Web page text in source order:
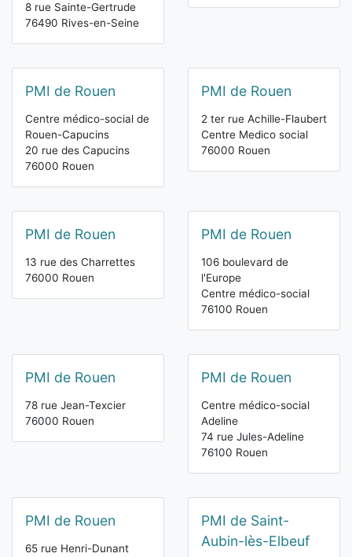
8 rue Sainte-Gertrude
76490 Rives-en-Seine
PMI de Rouen
Centre médico-social de
Rouen-Capucins
20 rue des Capucins
76000 Rouen
PMI de Rouen
2 ter rue Achille-Flaubert
Centre Medico social
76000 Rouen
PMI de Rouen
13 rue des Charrettes
76000 Rouen
PMI de Rouen
106 boulevard de
l'Europe
Centre médico-social
76100 Rouen
PMI de Rouen
78 rue Jean-Texcier
76000 Rouen
PMI de Rouen
Centre médico-social
Adeline
74 rue Jules-Adeline
76100 Rouen
PMI de Rouen
65 rue Henri-Dunant
PMI de Saint-
Aubin-lès-Elbeuf